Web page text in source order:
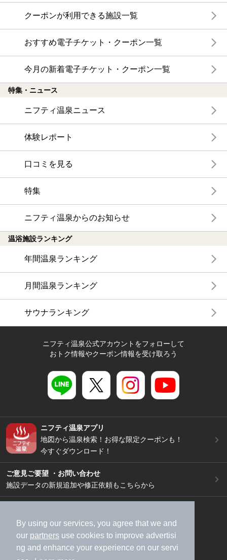
By using our services, you agree that we and
our partners use cookies to improve advertisi
ng and enhance your experience on our servi
クーポンが利用できる施設一覧
おすすめ電子チケット・クーポン一覧
今月の新着電子チケット・クーポン一覧
特集・ニュース
ニフティ温泉ニュース
体験レポート
口コミを見る
特集
ニフティ温泉からのお知らせ
温浴施設ランキング
年間温泉ランキング
月間温泉ランキング
サウナランキング
ニフティ温泉公式アカウントをフォローして
おトク情報やクーポン情報を受け取ろう
ニフティ温泉アプリ
地図から温泉検索！お得な限定クーポンも！
今すぐダウンロード！
ご意見ご要望 ・お問い合わせ
施設データの新規追加や修正依頼もこちらから
加盟店募集（資料請求）
広告出稿のご案内
利用規約
ライフスタイルMEMBERS+規約
特定商取引法に基づく表記
ヘルプ 採用情報